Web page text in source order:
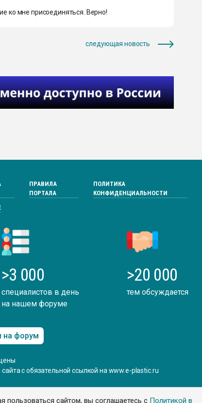
пользоваться сайтом, вы соглашаетесь с Политикой в
ко мне присоединяться. Верно!
следующая новость
ПРАВИЛА
ПОРТАЛА
ПОЛИТИКА
КОНФИДЕНЦИАЛЬНОСТИ
>3 000
специалистов в день
на нашем форуме
>20 000
тем обсуждается
на форум
с обязательной ссылкой на www.e-plastic.ru